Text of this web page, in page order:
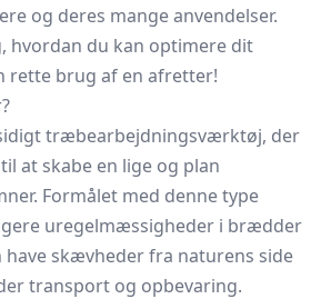
og deres mange anvendelser.
hvordan du kan optimere dit
rette brug af en afretter!
træbearbejdningsværktøj, der
at skabe en lige og plan
Formålet med denne type
uregelmæssigheder i brædder
have skævheder fra naturens side
transport og opbevaring.